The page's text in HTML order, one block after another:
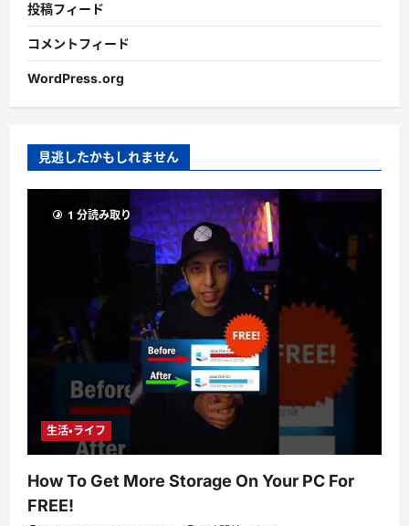
投稿フィード
コメントフィード
WordPress.org
見逃したかもしれません
1 分読み取り
生活・ライフ
How To Get More Storage On Your PC For
FREE!